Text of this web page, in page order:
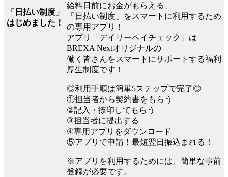
「日払い制度」
はじめました！
給料日前にお金がもらえる、
「日払い制度」をスマートに利用するため
の専用アプリ！
アプリ「デイリーペイチェック」は
BREXA Nextオリジナルの
働く皆さんをスマートにサポートする福利
厚生制度です！
◎利用手順は簡単5ステップで完了◎
①担当者から契約書をもらう
②記入・捺印してもらう
③担当者に提出する
④専用アプリをダウンロード
⑤アプリで申請！最短翌日振込まれる！
※アプリを利用するためには、簡単な事前
登録が必要です。